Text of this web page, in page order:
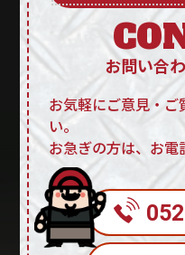
お問い合
お気軽にご意見・
い。
お急ぎの方は、お電